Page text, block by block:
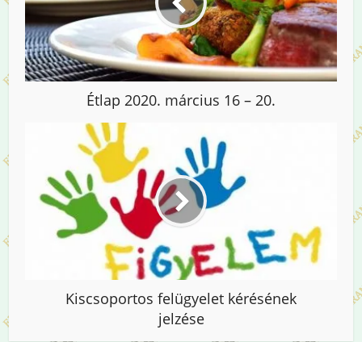
Étlap 2020. március 16 – 20.
Kiscsoportos felügyelet kérésének
jelzése